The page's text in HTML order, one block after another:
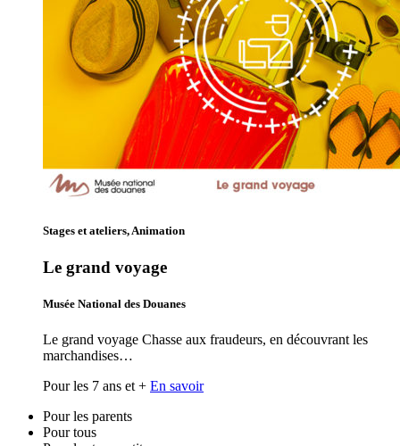
Stages et ateliers, Animation
Le grand voyage
Musée National des Douanes
Le grand voyage Chasse aux fraudeurs, en découvrant les
marchandises…
Pour les 7 ans et + En savoir
Pour les parents
Pour tous